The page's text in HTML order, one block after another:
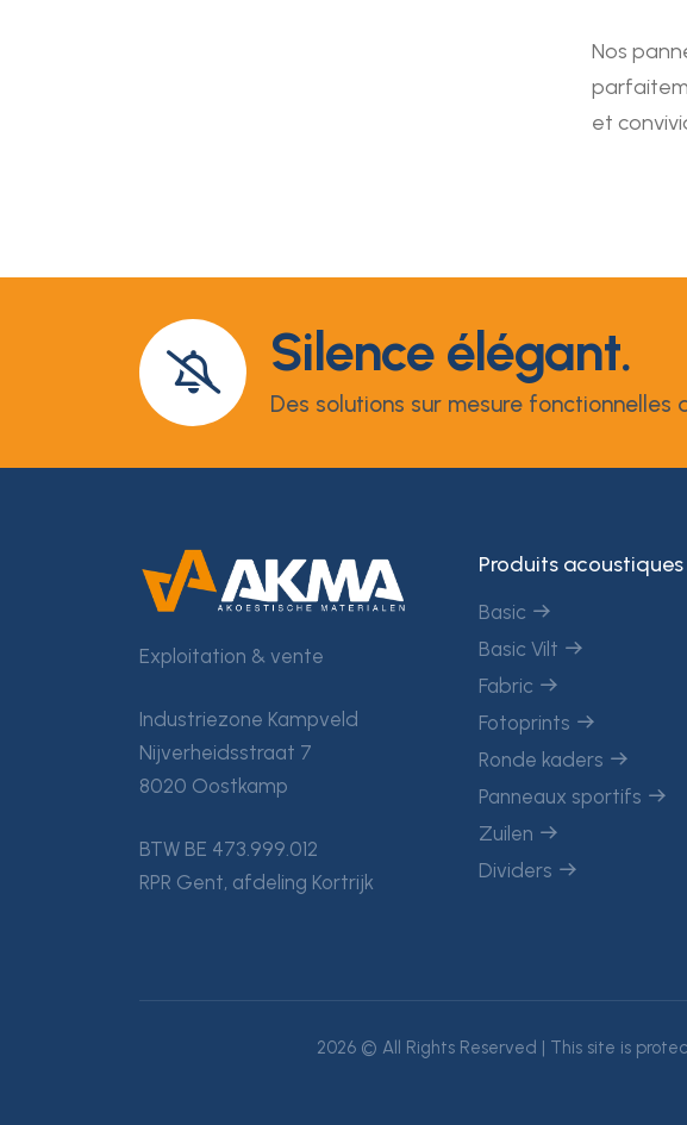
Nos
et
Silence élégant.
Des solutions sur mesure
Exploitation & vente
Industriezone Kampveld
Nijverheidsstraat 7
8020 Oostkamp
BTW BE 473.999.012
RPR Gent, afdeling Kortrijk
Produits acoustiques
Basic
Basic Vilt
Fabric
Fotoprints
Ronde kaders
Panneaux sportifs
Zuilen
Dividers
2026 © All Rights Reserved | This site is